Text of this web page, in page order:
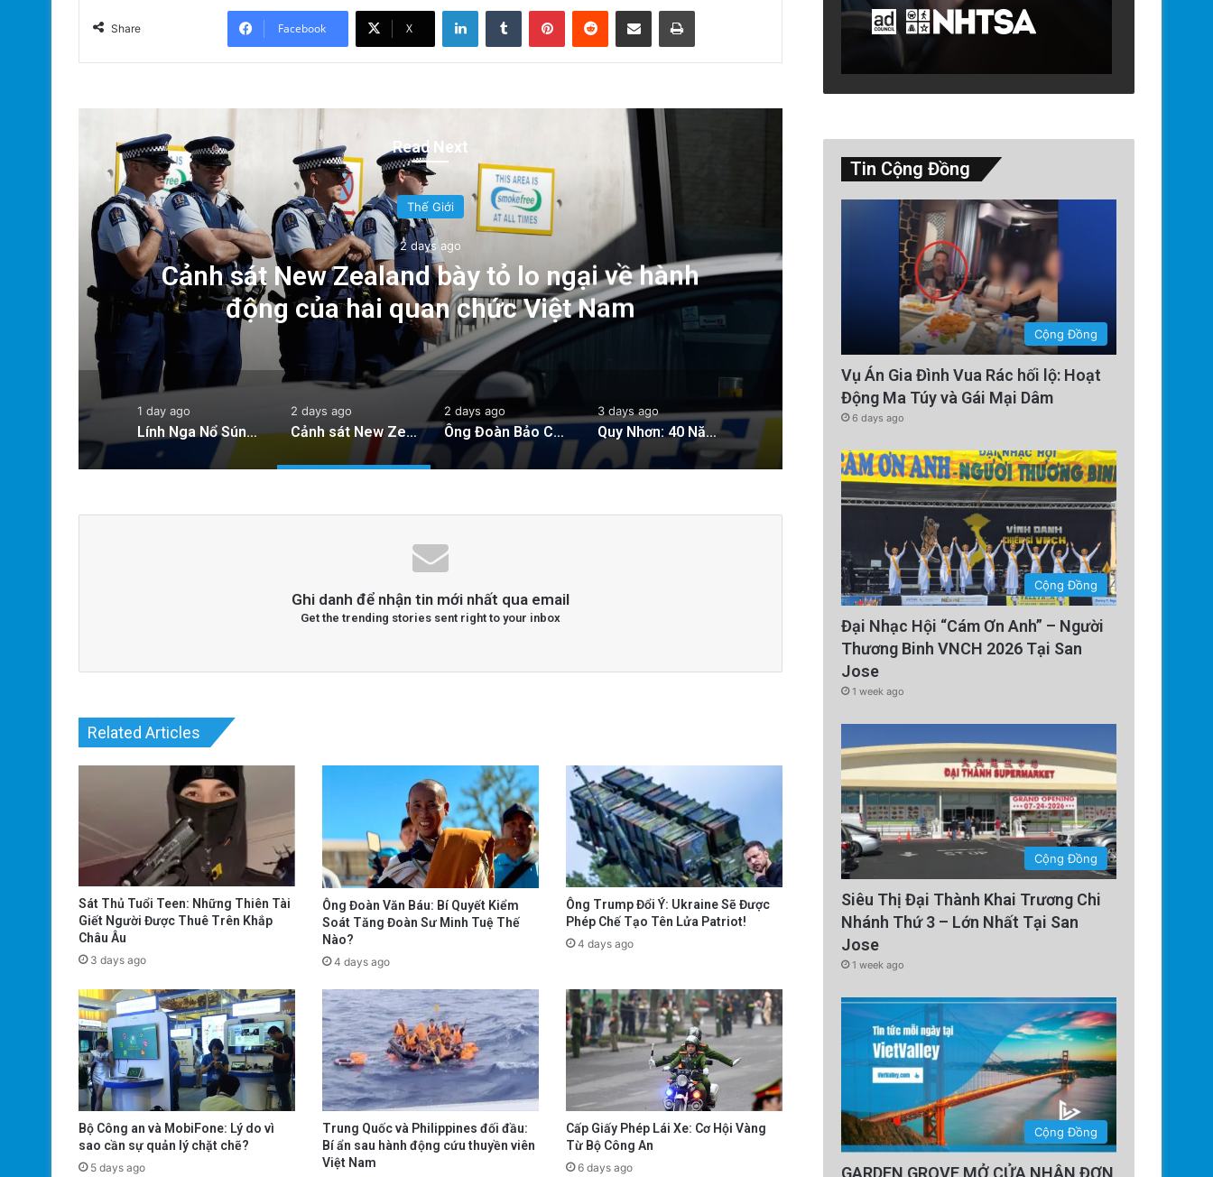
Share Facebook X
LinkedInTumblr PinterestReddit Share via Email Print
Read Next
Thế Giới
2 days ago
Cảnh sát New Zealand bày tỏ lo ngại về hành
động của hai quan chức Việt Nam
Ông Đoàn Bảo Châu Tuyên
Án 7 Năm Tù Vắng Mặt Vì
Nhà Nước’
1 day ago
Lính Nga Nổ Súng Giết Đồng Đội và Tấn Công Dân Thường Tại Crimea
2 days ago
Cảnh sát New Zealand bày tỏ lo ngại về hành động của hai quan chức Việt Nam
2 days ago
Ông Đoàn Bảo Châu Tuyên Bố Tự Bào Chữa Sau Án 7 Năm Tù Vắng Mặt Vì ‘Tuyên Truyền Chống Nhà Nước’
3 days ago
Quy Nhơn: 40 Năm Khai Thác Đất Vẫn Bị Xem Là Hoang Phế
Ghi danh để nhận tin mới nhất qua email
Get the trending stories sent right to your inbox
Related Articles
Sát Thủ Tuổi Teen: Những Thiên Tài
Giết Người Được Thuê Trên Khắp
Châu Âu
3 days ago
Ông Đoàn Văn Báu: Bí Quyết Kiểm
Soát Tăng Đoàn Sư Minh Tuệ Thế
Nào?
4 days ago
Ông Trump Đổi Ý: Ukraine Sẽ Được
Phép Chế Tạo Tên Lửa Patriot!
4 days ago
Bộ Công an và MobiFone: Lý do vì
sao cần sự quản lý chặt chẽ?
5 days ago
Trung Quốc và Philippines đối đầu:
Bí ẩn sau hành động cứu thuyền viên
Việt Nam
Cấp Giấy Phép Lái Xe: Cơ Hội Vàng
Từ Bộ Công An
6 days ago
Tin Cộng Đồng
Cộng Đồng
Vụ Án Gia Đình Vua Rác hối lộ: Hoạt
Động Ma Túy và Gái Mại Dâm
6 days ago
Cộng Đồng
Đại Nhạc Hội “Cám Ơn Anh” – Người
Thương Binh VNCH 2026 Tại San
Jose
1 week ago
Cộng Đồng
Siêu Thị Đại Thành Khai Trương Chi
Nhánh Thứ 3 – Lớn Nhất Tại San
Jose
1 week ago
Cộng Đồng